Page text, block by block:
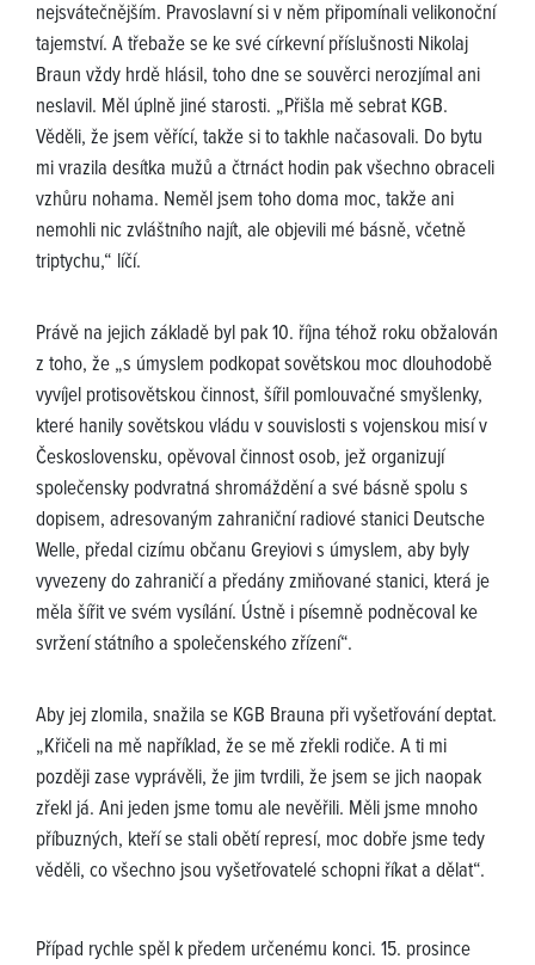
nejsvátečnějším. Pravoslavní si v něm připomínali velikonoční
tajemství. A třebaže se ke své církevní příslušnosti Nikolaj
Braun vždy hrdě hlásil, toho dne se souvěrci nerozjímal ani
neslavil. Měl úplně jiné starosti. „Přišla mě sebrat KGB.
Věděli, že jsem věřící, takže si to takhle načasovali. Do bytu
mi vrazila desítka mužů a čtrnáct hodin pak všechno obraceli
vzhůru nohama. Neměl jsem toho doma moc, takže ani
nemohli nic zvláštního najít, ale objevili mé básně, včetně
triptychu,“ líčí.
Právě na jejich základě byl pak 10. října téhož roku obžalován
z toho, že „s úmyslem podkopat sovětskou moc dlouhodobě
vyvíjel protisovětskou činnost, šířil pomlouvačné smyšlenky,
které hanily sovětskou vládu v souvislosti s vojenskou misí v
Československu, opěvoval činnost osob, jež organizují
společensky podvratná shromáždění a své básně spolu s
dopisem, adresovaným zahraniční radiové stanici Deutsche
Welle, předal cizímu občanu Greyiovi s úmyslem, aby byly
vyvezeny do zahraničí a předány zmiňované stanici, která je
měla šířit ve svém vysílání. Ústně i písemně podněcoval ke
svržení státního a společenského zřízení“.
Aby jej zlomila, snažila se KGB Brauna při vyšetřování deptat.
„Křičeli na mě například, že se mě zřekli rodiče. A ti mi
později zase vyprávěli, že jim tvrdili, že jsem se jich naopak
zřekl já. Ani jeden jsme tomu ale nevěřili. Měli jsme mnoho
příbuzných, kteří se stali obětí represí, moc dobře jsme tedy
věděli, co všechno jsou vyšetřovatelé schopni říkat a dělat“.
Případ rychle spěl k předem určenému konci. 15. prosince